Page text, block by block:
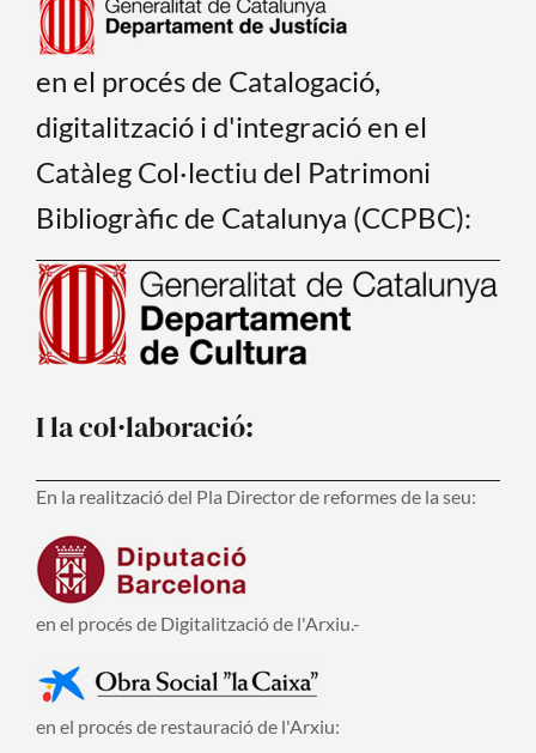
en el procés de Catalogació,
digitalització i d'integració en el
Catàleg Col·lectiu del Patrimoni
Bibliogràfic de Catalunya (CCPBC):
I la col·laboració:
En la realització del Pla Director de reformes de la seu:
en el procés de Digitalització de l'Arxiu.-
en el procés de restauració de l'Arxiu: